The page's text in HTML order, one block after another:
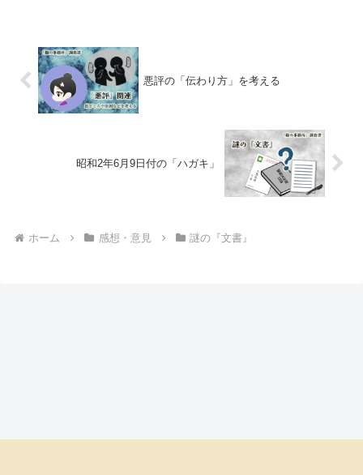
悪評の「伝わり方」を考える
昭和2年6月9日付の「ハガキ」
ホーム 感想・意見 謎の『文書』